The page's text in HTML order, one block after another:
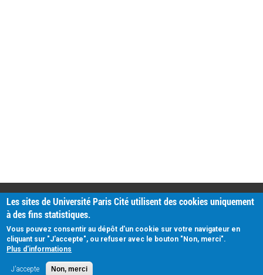
PRATIQUE
Plan d'accès
Intranet
Mentions légales
Données personnelles
Les sites de Université Paris Cité utilisent des cookies uniquement
à des fins statistiques.
Vous pouvez consentir au dépôt d'un cookie sur votre navigateur en
cliquant sur "J'accepte", ou refuser avec le bouton "Non, merci".
Plus d'informations
J'accepte Non, merci